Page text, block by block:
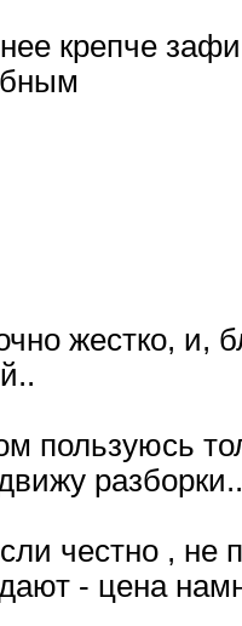
крепче
жестко, и,
пользуюсь
разборки..
честно , не
- цена